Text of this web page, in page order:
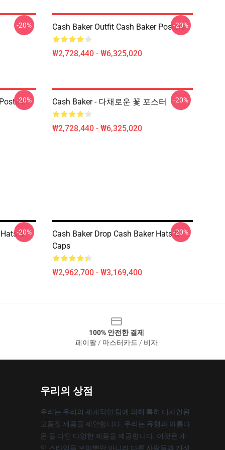
-20% Cash Baker Outfit Cash Baker Posters
₩2,728,440 - ₩6,325,020
-20%
-20% Cash Baker - 다채로운 꽃 포스터
₩2,728,440 - ₩6,325,020
-20%
&
-20%
Cash Baker Drop Cash Baker Hats &
Caps
₩2,962,700 - ₩3,169,400
-20%
100% 안전한 결제
페이팔 / 마스터카드 / 비자
우리의 상점
우리는 우리의 세계적인 팀에 의해 특히 디자인된
고품질 제품을 제안합니다. 우리는 유행과 아름다
운 둘 다인 다양한 제품을 제공합니다. 이것은 개
인 스타일을 보여뿐만 아니라 다른 사람들과 개성